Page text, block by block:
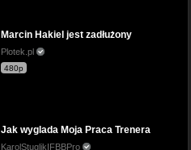
Marcin Hakiel jest zadłużony
Plotek.pl
480p
Jak wyglada Moja Praca Trenera
KarolStuglikIFBBPro